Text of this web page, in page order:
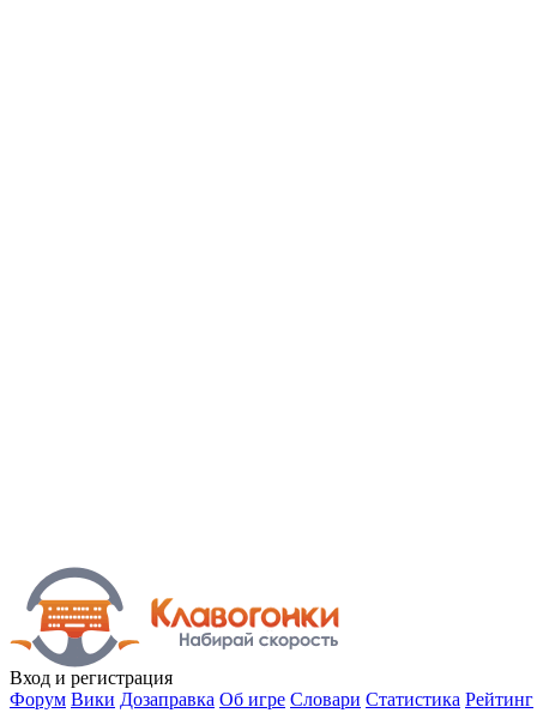
Вход и регистрация
Форум Вики Дозаправка Об игре Словари Статистика Рейтинг